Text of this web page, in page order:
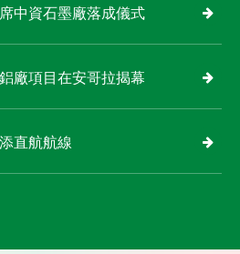
中資石墨廠落成儀式
廠項目在安哥拉揭幕
直航航線